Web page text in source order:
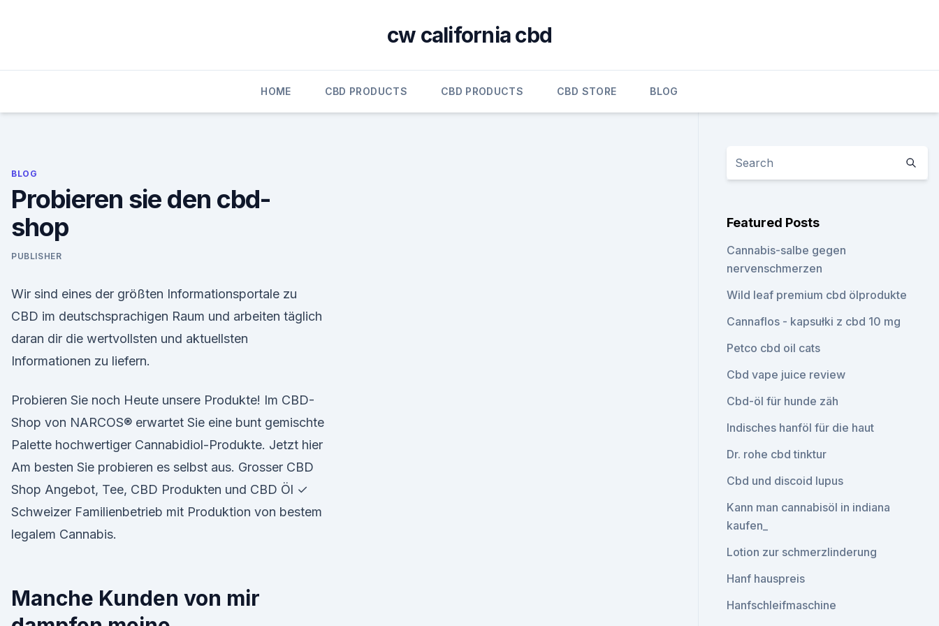
cw california cbd
HOME CBD PRODUCTS CBD PRODUCTS CBD STORE BLOG
BLOG
Probieren sie den cbd-
shop
PUBLISHER
Wir sind eines der größten Informationsportale zu
CBD im deutschsprachigen Raum und arbeiten täglich
daran dir die wertvollsten und aktuellsten
Informationen zu liefern.
Probieren Sie noch Heute unsere Produkte! Im CBD-
Shop von NARCOS® erwartet Sie eine bunt gemischte
Palette hochwertiger Cannabidiol-Produkte. Jetzt hier
Am besten Sie probieren es selbst aus. Grosser CBD
Shop Angebot, Tee, CBD Produkten und CBD Öl ✓
Schweizer Familienbetrieb mit Produktion von bestem
legalem Cannabis.
Manche Kunden von mir
Featured Posts
Cannabis-salbe gegen
nervenschmerzen
Wild leaf premium cbd ölprodukte
Cannaflos - kapsułki z cbd 10 mg
Petco cbd oil cats
Cbd vape juice review
Cbd-öl für hunde zäh
Indisches hanföl für die haut
Dr. rohe cbd tinktur
Cbd und discoid lupus
Kann man cannabisöl in indiana
kaufen_
Lotion zur schmerzlinderung
Hanf hauspreis
Hanfschleifmaschine